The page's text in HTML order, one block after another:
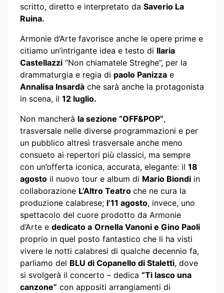
scritto, diretto e interpretato da Saverio La
Ruina.
Armonie d’Arte favorisce anche le opere prime e
citiamo un’intrigante idea e testo di Ilaria
Castellazzi “Non chiamatele Streghe”, per la
drammaturgia e regia di paolo Panizza e
Annalisa Insardà che sarà anche la protagonista
in scena, il 12 luglio.
Non mancherà la sezione “OFF&POP”,
trasversale nelle diverse programmazioni e per
un pubblico altresì trasversale anche meno
consueto ai repertori più classici, ma sempre
con un’offerta iconica, accurata, elegante: il 18
agosto il nuovo tour e album di Mario Biondi in
collaborazione L’Altro Teatro che ne cura la
produzione calabrese; l’11 agosto, invece, uno
spettacolo del cuore prodotto da Armonie
d’Arte e dedicato a Ornella Vanoni e Gino Paoli
proprio in quel posto fantastico che li ha visti
vivere le notti calabresi di qualche decennio fa,
parliamo del BLU di Copanello di Stalettì, dove
si svolgerà il concerto – dedica “Ti lasco una
canzone” con appositi arrangiamenti di